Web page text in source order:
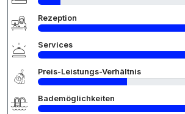
Rezeption
Services
Preis-Leistungs-Verhältnis
Bademöglichkeiten